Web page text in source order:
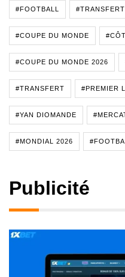
#FOOTBALL
#COUPE DU MONDE
#COUPE DU MONDE 2026
#TRANSFERT #PREMIER
#YAN DIOMANDE
#MONDIAL 2026
Publicité